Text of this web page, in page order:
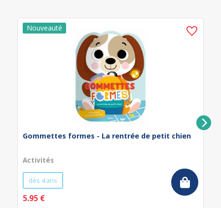
Gommettes formes - La rentrée de petit chien
Activités
dès 4 ans
5.95 €